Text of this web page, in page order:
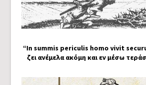
“In summis periculis homo vivit
ζει ανέμελα ακόμη και εν μέσω